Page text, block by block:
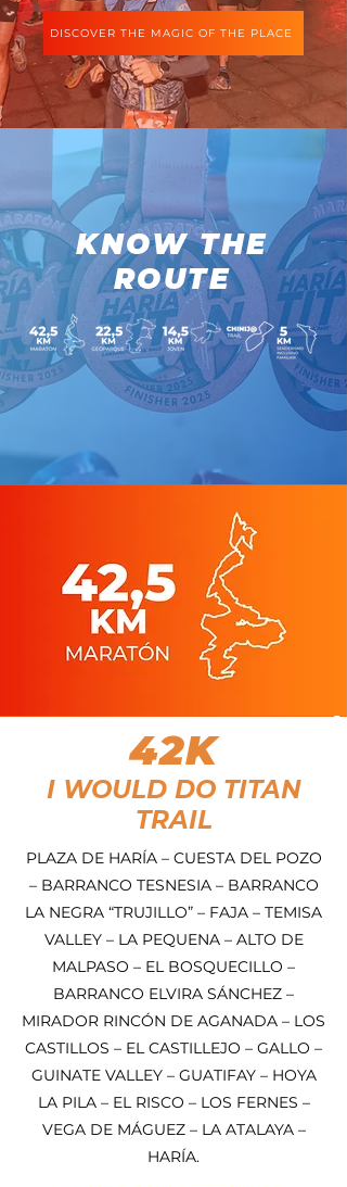
DISCOVER THE MAGIC OF THE PLACE
KNOW THE
ROUTE
42K
I WOULD DO TITAN
TRAIL
PLAZA DE HARÍA – CUESTA DEL POZO
– BARRANCO TESNESIA – BARRANCO
LA NEGRA “TRUJILLO” – FAJA – TEMISA
VALLEY – LA PEQUENA – ALTO DE
MALPASO – EL BOSQUECILLO –
BARRANCO ELVIRA SÁNCHEZ –
MIRADOR RINCÓN DE AGANADA – LOS
CASTILLOS – EL CASTILLEJO – GALLO –
GUINATE VALLEY – GUATIFAY – HOYA
LA PILA – EL RISCO – LOS FERNES –
VEGA DE MÁGUEZ – LA ATALAYA –
HARÍA.